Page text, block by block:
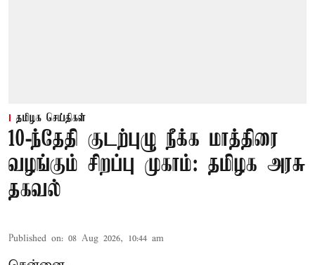
தமிழக செய்திகள்
10-ந்தேதி குடற்புழு நீக்க மாத்திரை
வழங்கும் சிறப்பு முகாம்: தமிழக அரசு
தகவல்
Published on: 08 Aug 2026, 10:44 am